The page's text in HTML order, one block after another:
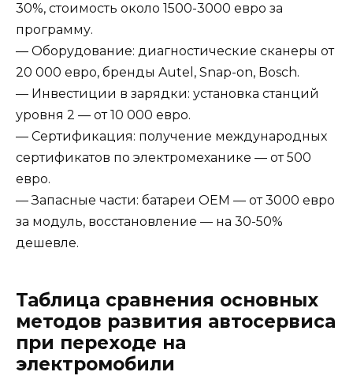
30%, стоимость около 1500-3000 евро за
программу.
— Оборудование: диагностические сканеры от
20 000 евро, бренды Autel, Snap-on, Bosch.
— Инвестиции в зарядки: установка станций
уровня 2 — от 10 000 евро.
— Сертификация: получение международных
сертификатов по электромеханике — от 500
евро.
— Запасные части: батареи OEM — от 3000 евро
за модуль, восстановление — на 30-50%
дешевле.
Таблица сравнения основных
методов развития автосервиса
при переходе на
электромобили